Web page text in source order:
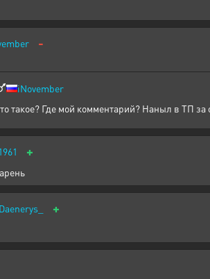
-
iNovember
такое? Где мой комментарий? Наныл в ТП
+
_Daenerys_ +